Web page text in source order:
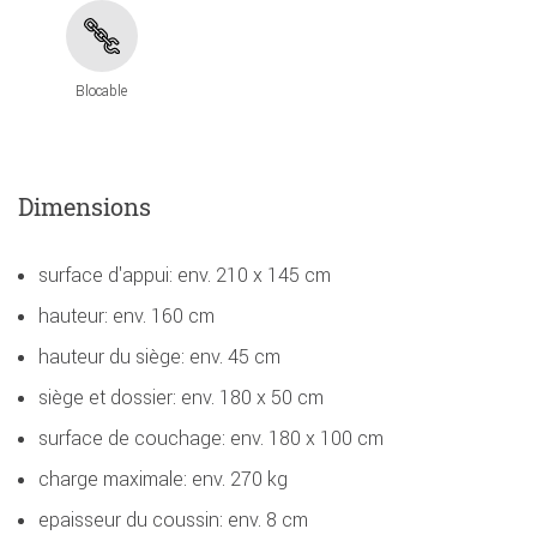
Blocable
Dimensions
surface d'appui: env. 210 x 145 cm
hauteur: env. 160 cm
hauteur du siège: env. 45 cm
siège et dossier: env. 180 x 50 cm
surface de couchage: env. 180 x 100 cm
charge maximale: env. 270 kg
epaisseur du coussin: env. 8 cm